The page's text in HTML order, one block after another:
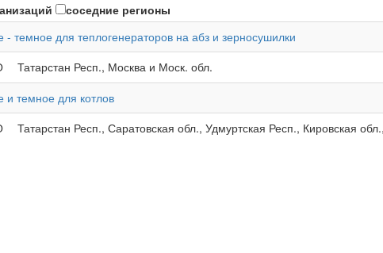
соседние регионы
- темное для теплогенераторов на абз и зерносушилки
Татарстан Респ., Москва и Моск. обл.
и темное для котлов
Татарстан Респ., Саратовская обл., Удмуртская Респ., Кировская